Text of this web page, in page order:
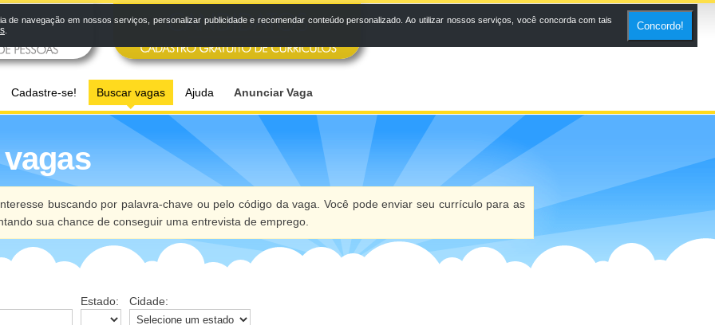
Cadastre-se! Buscar vagas Ajuda Anunciar Vaga
buscando por palavra-chave ou pelo código da vaga. Você pode enviar seu currículo para as
sua chance de conseguir uma entrevista de emprego.
Estado: Cidade:
navegação em nossos serviços, personalizar publicidade e recomendar conteúdo personalizado. Ao utilizar nossos serviços, você concorda com tais
Concordo!